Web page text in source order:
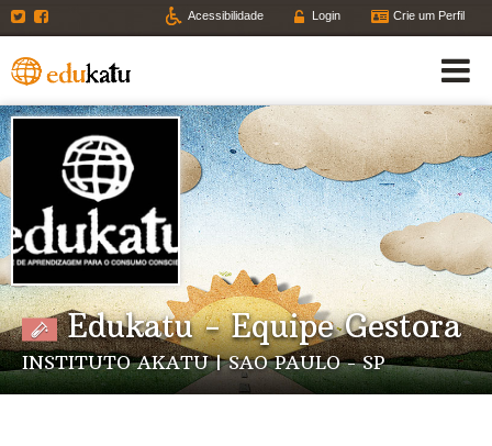
Twitter Acessibilidade Login Crie um Perfil
Edukatu - Equipe Gestora
INSTITUTO AKATU | SAO PAULO - SP